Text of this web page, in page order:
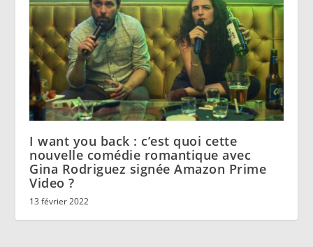
I want you back : c’est quoi cette
nouvelle comédie romantique avec
Gina Rodriguez signée Amazon Prime
Video ?
13 février 2022